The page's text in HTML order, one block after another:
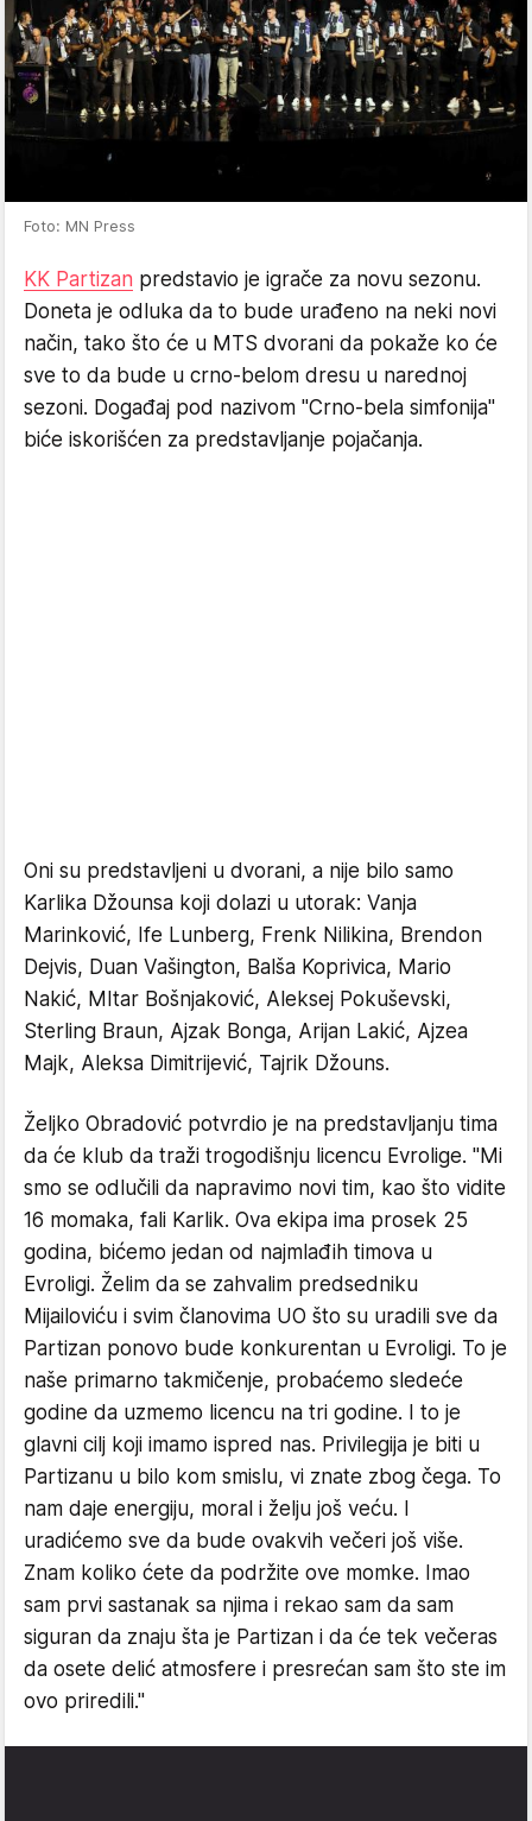
Foto: MN Press
KK Partizan predstavio je igrače za novu sezonu.
Doneta je odluka da to bude urađeno na neki novi
način, tako što će u MTS dvorani da pokaže ko će
sve to da bude u crno-belom dresu u narednoj
sezoni. Događaj pod nazivom "Crno-bela simfonija"
biće iskorišćen za predstavljanje pojačanja.
Oni su predstavljeni u dvorani, a nije bilo samo
Karlika Džounsa koji dolazi u utorak: Vanja
Marinković, Ife Lunberg, Frenk Nilikina, Brendon
Dejvis, Duan Vašington, Balša Koprivica, Mario
Nakić, MItar Bošnjaković, Aleksej Pokuševski,
Sterling Braun, Ajzak Bonga, Arijan Lakić, Ajzea
Majk, Aleksa Dimitrijević, Tajrik Džouns.
Željko Obradović potvrdio je na predstavljanju tima
da će klub da traži trogodišnju licencu Evrolige. "Mi
smo se odlučili da napravimo novi tim, kao što vidite
16 momaka, fali Karlik. Ova ekipa ima prosek 25
godina, bićemo jedan od najmlađih timova u
Evroligi. Želim da se zahvalim predsedniku
Mijailoviću i svim članovima UO što su uradili sve da
Partizan ponovo bude konkurentan u Evroligi. To je
naše primarno takmičenje, probaćemo sledeće
godine da uzmemo licencu na tri godine. I to je
glavni cilj koji imamo ispred nas. Privilegija je biti u
Partizanu u bilo kom smislu, vi znate zbog čega. To
nam daje energiju, moral i želju još veću. I
uradićemo sve da bude ovakvih večeri još više.
Znam koliko ćete da podržite ove momke. Imao
sam prvi sastanak sa njima i rekao sam da sam
siguran da znaju šta je Partizan i da će tek večeras
da osete delić atmosfere i presrećan sam što ste im
ovo priredili."